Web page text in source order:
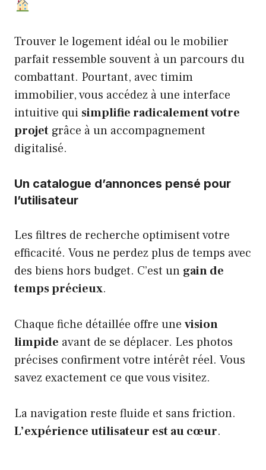
Trouver le logement idéal ou le mobilier
parfait ressemble souvent à un parcours du
combattant. Pourtant, avec timim
immobilier, vous accédez à une interface
intuitive qui simplifie radicalement votre
projet grâce à un accompagnement
digitalisé.
Un catalogue d’annonces pensé pour
l’utilisateur
Les filtres de recherche optimisent votre
efficacité. Vous ne perdez plus de temps avec
des biens hors budget. C’est un gain de
temps précieux.
Chaque fiche détaillée offre une vision
limpide avant de se déplacer. Les photos
précises confirment votre intérêt réel. Vous
savez exactement ce que vous visitez.
La navigation reste fluide et sans friction.
L’expérience utilisateur est au cœur.